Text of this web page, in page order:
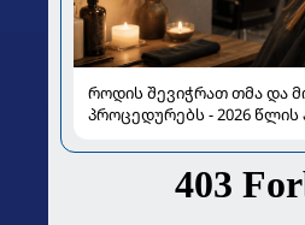
როდის შევიჭრათ თმა და
პროცედურებს - 2026 წლის